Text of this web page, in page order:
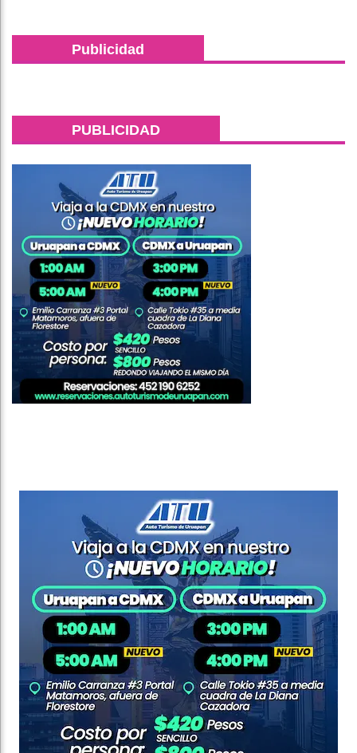
Publicidad
PUBLICIDAD